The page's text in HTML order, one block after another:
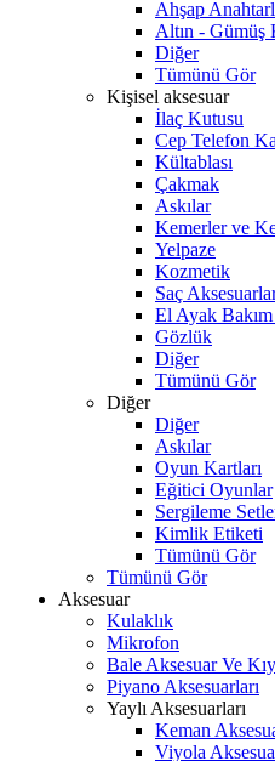
Ahşap
Altın - Gümüş
Diğer
Tümünü Gör
Kişisel aksesuar
İlaç Kutusu
Cep Telefon
Kültablası
Çakmak
Askılar
Kemerler ve
Yelpaze
Kozmetik
Saç
El Ayak Bakım
Gözlük
Diğer
Tümünü Gör
Diğer
Diğer
Askılar
Oyun Kartları
Eğitici Oyunlar
Sergileme
Kimlik Etiketi
Tümünü Gör
Tümünü Gör
Aksesuar
Kulaklık
Mikrofon
Bale Aksesuar Ve
Piyano Aksesuarları
Yaylı Aksesuarları
Keman
Viyola